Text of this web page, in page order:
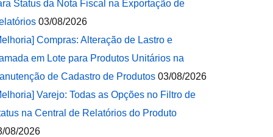
Status da Nota Fiscal na Exportação de
03/08/2026
Compras: Alteração de Lastro e
em Lote para Produtos Unitários na
de Cadastro de Produtos 03/08/2026
Varejo: Todas as Opções no Filtro de
na Central de Relatórios do Produto
08/2026